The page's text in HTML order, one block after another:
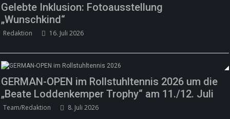
Gelebte Inklusion: Fotoausstellung
„Wunschkind“
Redaktion 16. Juli 2026
GERMAN-OPEN im Rollstuhltennis 2026 um die
„Beate Loddenkemper Trophy“ am 11./12. Juli
Team/Redaktion 8. Juli 2026